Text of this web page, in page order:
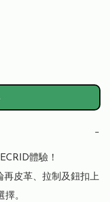
−
體驗！
皮革、拉制及鈕扣上
。